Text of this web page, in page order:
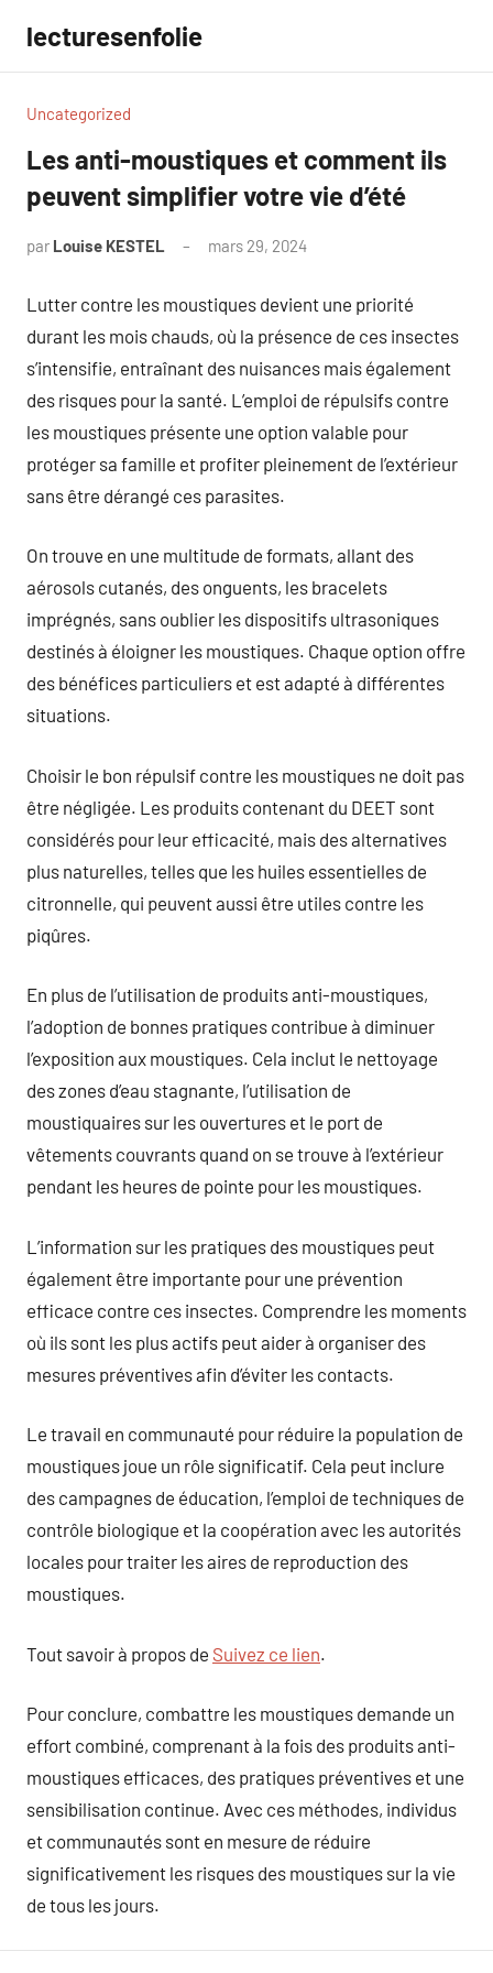
contenu
lecturesenfolie
Uncategorized
Les anti-moustiques et comment ils
peuvent simplifier votre vie d’été
par Louise KESTEL mars 29, 2024
Lutter contre les moustiques devient une priorité
durant les mois chauds, où la présence de ces insectes
s’intensifie, entraînant des nuisances mais également
des risques pour la santé. L’emploi de répulsifs contre
les moustiques présente une option valable pour
protéger sa famille et profiter pleinement de l’extérieur
sans être dérangé ces parasites.
On trouve en une multitude de formats, allant des
aérosols cutanés, des onguents, les bracelets
imprégnés, sans oublier les dispositifs ultrasoniques
destinés à éloigner les moustiques. Chaque option offre
des bénéfices particuliers et est adapté à différentes
situations.
Choisir le bon répulsif contre les moustiques ne doit pas
être négligée. Les produits contenant du DEET sont
considérés pour leur efficacité, mais des alternatives
plus naturelles, telles que les huiles essentielles de
citronnelle, qui peuvent aussi être utiles contre les
piqûres.
En plus de l’utilisation de produits anti-moustiques,
l’adoption de bonnes pratiques contribue à diminuer
l’exposition aux moustiques. Cela inclut le nettoyage
des zones d’eau stagnante, l’utilisation de
moustiquaires sur les ouvertures et le port de
vêtements couvrants quand on se trouve à l’extérieur
pendant les heures de pointe pour les moustiques.
L’information sur les pratiques des moustiques peut
également être importante pour une prévention
efficace contre ces insectes. Comprendre les moments
où ils sont les plus actifs peut aider à organiser des
mesures préventives afin d’éviter les contacts.
Le travail en communauté pour réduire la population de
moustiques joue un rôle significatif. Cela peut inclure
des campagnes de éducation, l’emploi de techniques de
contrôle biologique et la coopération avec les autorités
locales pour traiter les aires de reproduction des
moustiques.
Tout savoir à propos de Suivez ce lien.
Pour conclure, combattre les moustiques demande un
effort combiné, comprenant à la fois des produits anti-
moustiques efficaces, des pratiques préventives et une
sensibilisation continue. Avec ces méthodes, individus
et communautés sont en mesure de réduire
significativement les risques des moustiques sur la vie
de tous les jours.